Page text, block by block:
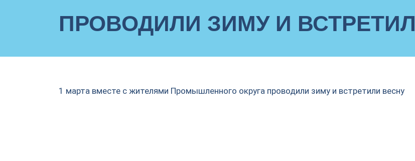
ПРОВОДИЛИ ЗИМУ И
1 марта вместе с жителями Промышленного округа проводили зиму и встретили весну